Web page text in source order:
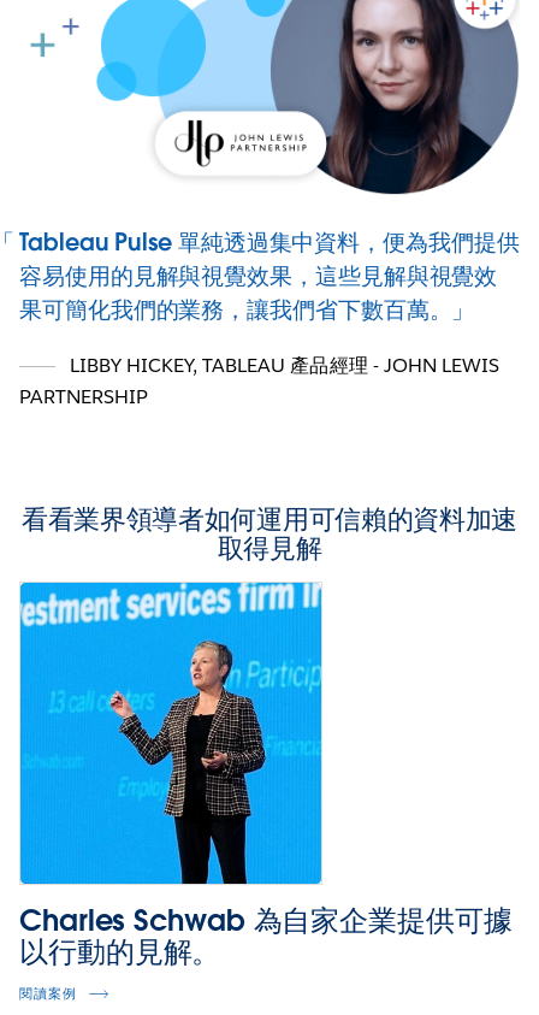
Tableau Pulse 單純透過集中資料，便為我們提供
容易使用的見解與視覺效果，這些見解與視覺效
果可簡化我們的業務，讓我們省下數百萬。
LIBBY HICKEY, TABLEAU 產品經理 - JOHN LEWIS
PARTNERSHIP
看看業界領導者如何運用可信賴的資料加速
取得見解
Charles Schwab 為自家企業提供可據
以行動的見解。
閱讀案例